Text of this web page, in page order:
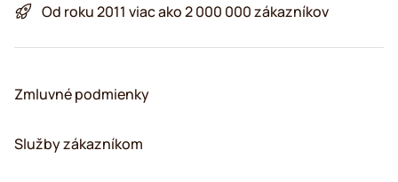
Od roku 2011 viac ako 2 000 000 zákazníkov
Zmluvné podmienky
Služby zákazníkom